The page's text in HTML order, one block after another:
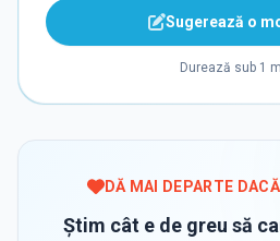
Sugerează o
Durează sub 1
DĂ MAI DEPARTE
Știm cât e de greu să